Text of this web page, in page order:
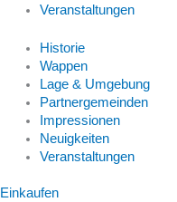
Veranstaltungen
Historie
Wappen
Lage & Umgebung
Partnergemeinden
Impressionen
Neuigkeiten
Veranstaltungen
Einkaufen